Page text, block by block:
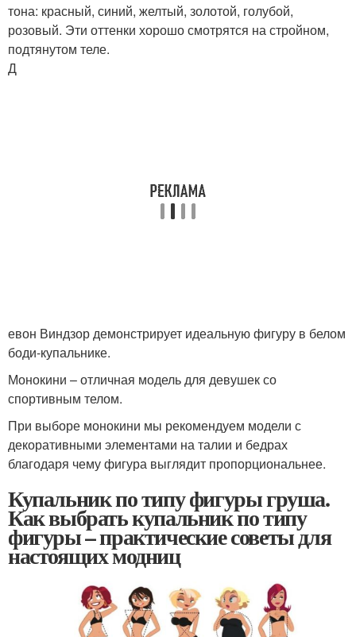
тона: красный, синий, желтый, золотой, голубой,
розовый. Эти оттенки хорошо смотрятся на стройном,
подтянутом теле.
Д
евон Виндзор демонстрирует идеальную фигуру в белом
боди-купальнике.
Монокини – отличная модель для девушек со
спортивным телом.
При выборе монокини мы рекомендуем модели с
декоративными элементами на талии и бедрах
благодаря чему фигура выглядит пропорциональнее.
Купальник по типу фигуры груша.
Как выбрать купальник по типу
фигуры – практические советы для
настоящих модниц